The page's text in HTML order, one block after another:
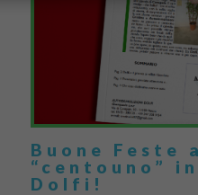
Buone
“centouno”
Dolfi!